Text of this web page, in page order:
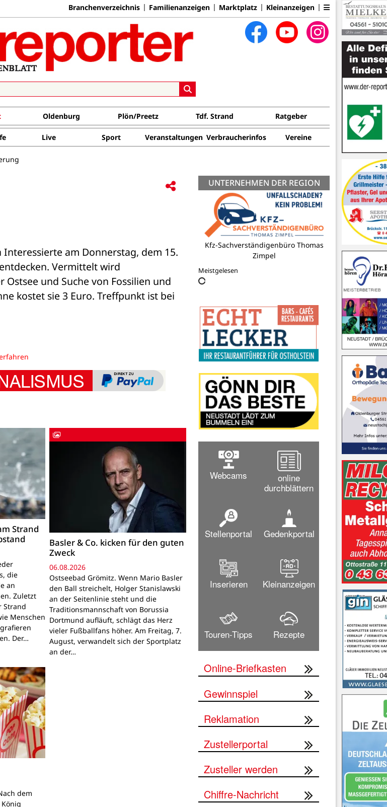
Branchenverzeichnis Familienanzeigen Marktplatz Kleinanzeigen
Oldenburg Plön/Preetz Tdf. Strand Ratgeber
Live Sport Veranstaltungen Verbraucherinfos Vereine
am Donnerstag, dem 15.
Vermittelt wird
und Suche von Fossilien und
kostet sie 3 Euro. Treffpunkt ist bei
Strand
die
an
Zuletzt
Strand
Menschen
Der…
Basler & Co. kicken für den guten
Zweck
06.08.2026
Ostseebad Grömitz. Wenn Mario Basler
den Ball streichelt, Holger Stanislawski
an der Seitenlinie steht und die
Traditionsmannschaft von Borussia
Dortmund aufläuft, schlägt das Herz
vieler Fußballfans höher. Am Freitag, 7.
August, verwandelt sich der Sportplatz
an der…
dem
UNTERNEHMEN DER REGION
Kfz-Sachverständigenbüro Thomas
Zimpel
Meistgelesen
Webcams
online
durchblättern
Stellenportal Gedenkportal
Inserieren Kleinanzeigen
Touren-Tipps Rezepte
Online-Briefkasten
Gewinnspiel
Reklamation
Zustellerportal
Zusteller werden
Chiffre-Nachricht